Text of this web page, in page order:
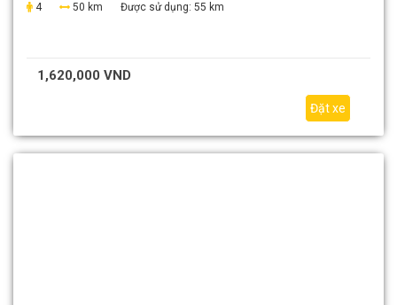
4
50 km Được sử dụng: 55 km
1,620,000 VND
Đặt xe